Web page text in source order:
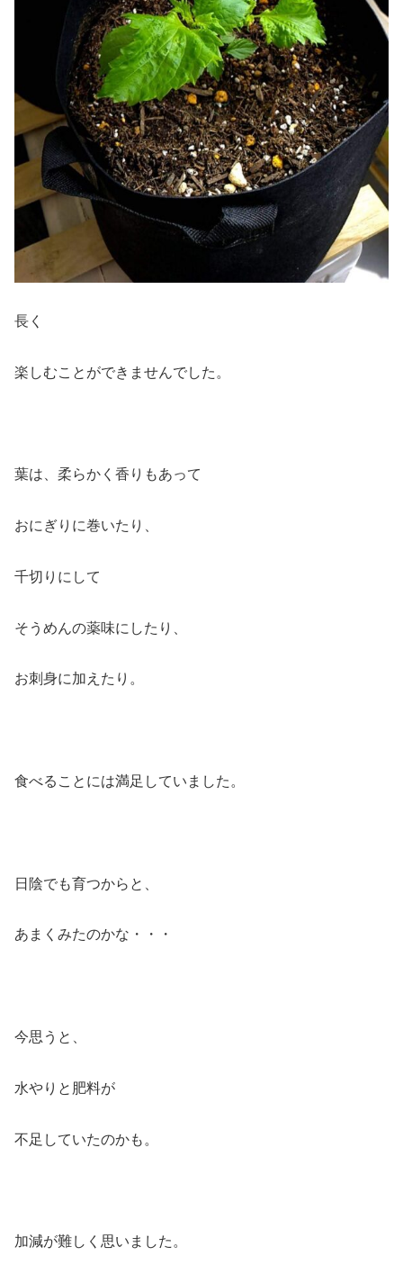
長く
楽しむことができませんでした。
葉は、柔らかく香りもあって
おにぎりに巻いたり、
千切りにして
そうめんの薬味にしたり、
お刺身に加えたり。
食べることには満足していました。
日陰でも育つからと、
あまくみたのかな・・・
今思うと、
水やりと肥料が
不足していたのかも。
加減が難しく思いました。